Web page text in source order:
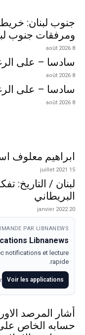
جنوب لبنان:
ومرفقات جنوب
8 août 2026
سادسا – على
8 août 2026
سادسا – على
8 août 2026
ابراهيم معلوف
15 juillet 2021
لبنان / التاريخ:
البريطاني
20 janvier 2022
PAR LIBNANEWS
Libnanews
notifications et lecture
rapide.
Voir les applications
أشار المرصد
حسابه الخاص